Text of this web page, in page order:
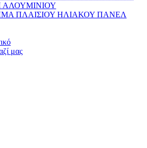
ΠΛΑΙΣΙΟΥ ΗΛΙΑΚΟΥ ΠΑΝΕΛ
μας